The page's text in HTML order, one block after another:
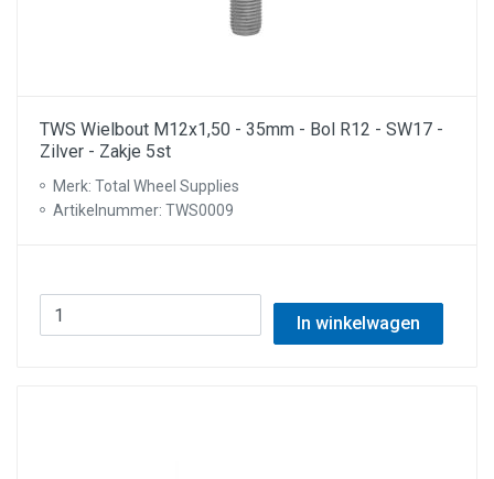
TWS Wielbout M12x1,50 - 35mm - Bol R12 - SW17 -
Zilver - Zakje 5st
Merk: Total Wheel Supplies
Artikelnummer: TWS0009
In winkelwagen